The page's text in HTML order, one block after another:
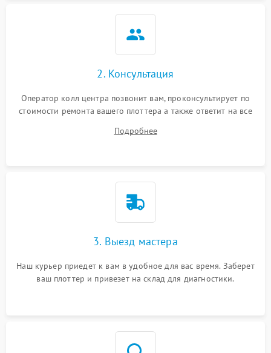
2. Консультация
Оператор колл центра позвонит вам, проконсультирует по
стоимости ремонта вашего плоттера а также ответит на все
Подробнее
3. Выезд мастера
Наш курьер приедет к вам в удобное для вас время. Заберет
ваш плоттер и привезет на склад для диагностики.